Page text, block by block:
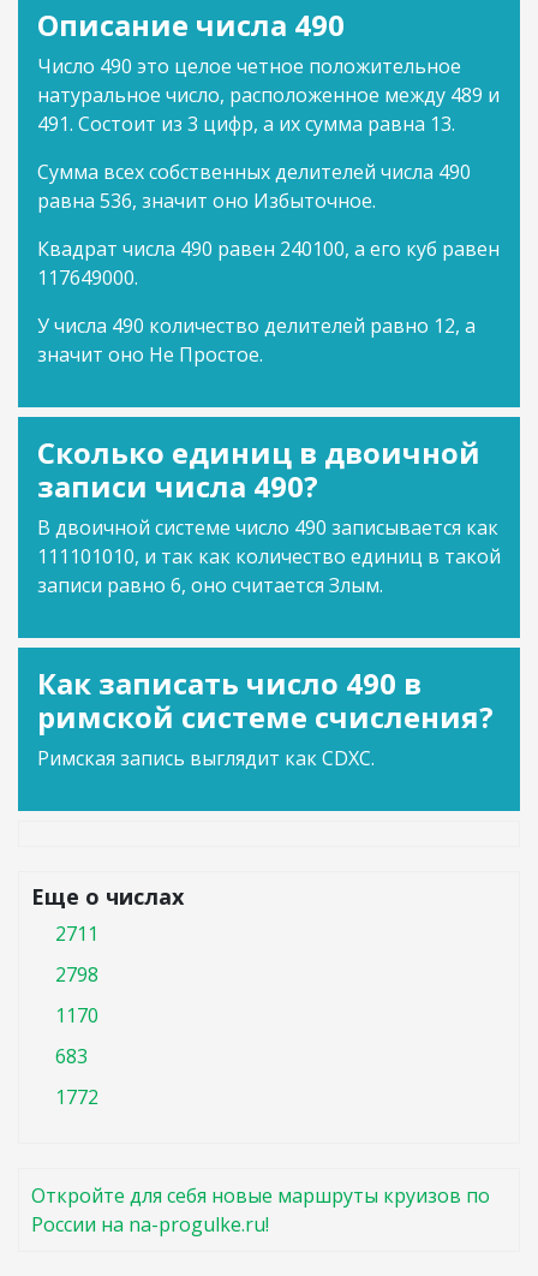
Описание числа 490
Число 490 это целое четное положительное
натуральное число, расположенное между 489 и
491. Состоит из 3 цифр, а их сумма равна 13.
Сумма всех собственных делителей числа 490
равна 536, значит оно Избыточное.
Квадрат числа 490 равен 240100, а его куб равен
117649000.
У числа 490 количество делителей равно 12, а
значит оно Не Простое.
Сколько единиц в двоичной
записи числа 490?
В двоичной системе число 490 записывается как
111101010, и так как количество единиц в такой
записи равно 6, оно считается Злым.
Как записать число 490 в
римской системе счисления?
Римская запись выглядит как CDXC.
Еще о числах
2711
2798
1170
683
1772
Откройте для себя новые маршруты круизов по
России на na-progulke.ru!